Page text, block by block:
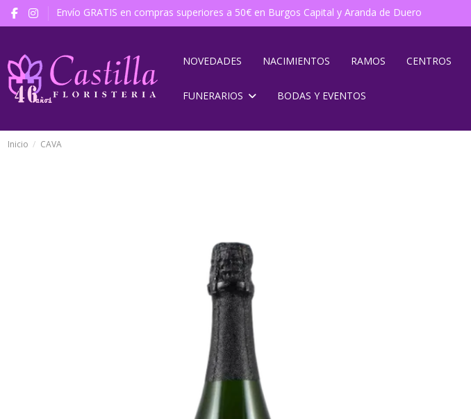
Envío GRATIS en compras superiores a 50€ en Burgos Capital y Aranda de Duero
NOVEDADES NACIMIENTOS RAMOS CENTROS
FUNERARIOS BODAS Y EVENTOS
Inicio CAVA